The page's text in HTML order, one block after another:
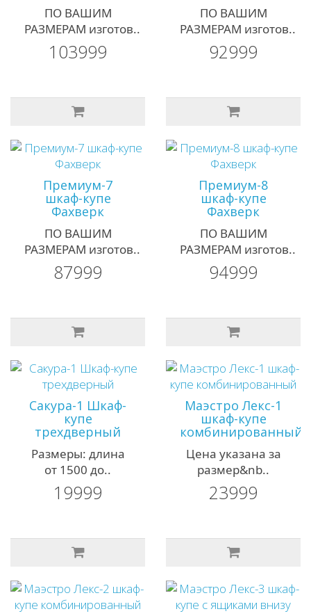
ПО ВАШИМ
РАЗМЕРАМ изготов..
103999
ПО ВАШИМ
РАЗМЕРАМ изготов..
92999
Премиум-7
шкаф-купе
Фахверк
ПО ВАШИМ
РАЗМЕРАМ изготов..
87999
Премиум-8
шкаф-купе
Фахверк
ПО ВАШИМ
РАЗМЕРАМ изготов..
94999
Сакура-1 Шкаф-
купе
трехдверный
Размеры: длина
от 1500 до..
19999
Маэстро Лекс-1
шкаф-купе
комбинированный
Цена указана за
размер&nb..
23999